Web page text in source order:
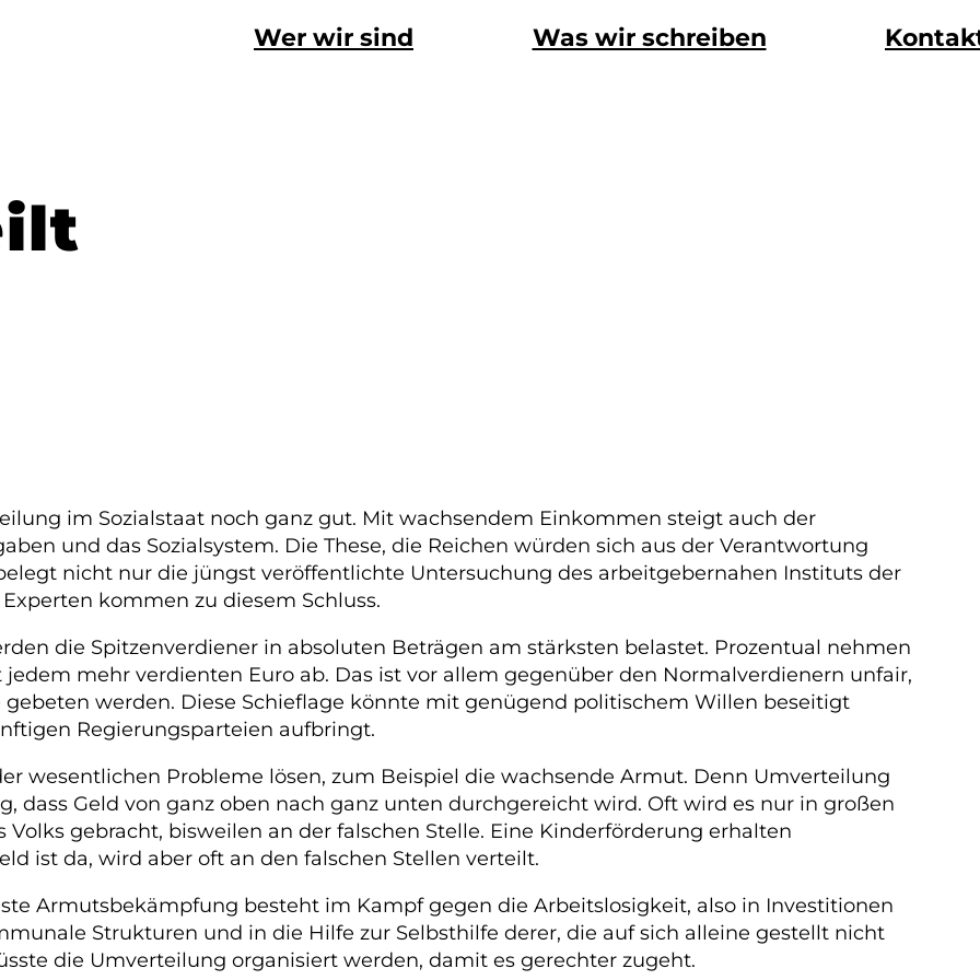
Wer wir sind Was wir schreiben
im Sozialstaat noch ganz gut. Mit wachsendem Einkommen steigt auch der
und das Sozialsystem. Die These, die Reichen würden sich aus der Verantwortung
nicht nur die jüngst veröffentlichte Untersuchung des arbeitgebernahen Instituts der
kommen zu diesem Schluss.
die Spitzenverdiener in absoluten Beträgen am stärksten belastet. Prozentual nehmen
mehr verdienten Euro ab. Das ist vor allem gegenüber den Normalverdienern unfair,
gebeten werden. Diese Schieflage könnte mit genügend politischem Willen beseitigt
Regierungsparteien aufbringt.
wesentlichen Probleme lösen, zum Beispiel die wachsende Armut. Denn Umverteilung
dass Geld von ganz oben nach ganz unten durchgereicht wird. Oft wird es nur in großen
gebracht, bisweilen an der falschen Stelle. Eine Kinderförderung erhalten
ist da, wird aber oft an den falschen Stellen verteilt.
Armutsbekämpfung besteht im Kampf gegen die Arbeitslosigkeit, also in Investitionen
Strukturen und in die Hilfe zur Selbsthilfe derer, die auf sich alleine gestellt nicht
die Umverteilung organisiert werden, damit es gerechter zugeht.